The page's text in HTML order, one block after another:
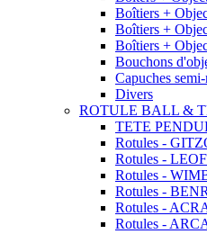
Boîtiers +
Boîtiers +
Boîtiers +
Bouchons
Capuches
Divers
ROTULE BALL &
TETE
Rotules -
Rotules -
Rotules -
Rotules -
Rotules -
Rotules -